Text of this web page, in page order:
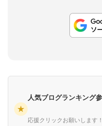
★
人気ブログランキング
応援クリックお願いします！